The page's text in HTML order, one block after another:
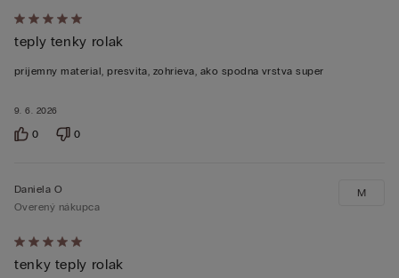
Hodnotenie:
5
z 5
9. 6. 2026
teply tenky rolak
prijemny material, presvita, zohrieva, ako spodna vrstva super
0 0
Hodnotenie:
5
Daniela O
Overený nákupca
tenky teply rolak
M